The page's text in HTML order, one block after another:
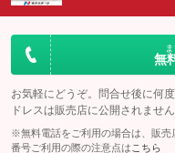
無
お気軽にどうぞ。問合せ後に何
ドレスは販売店に公開されません
※無料電話をご利用の場合は、販売
番号ご利用の際の注意点は こちら